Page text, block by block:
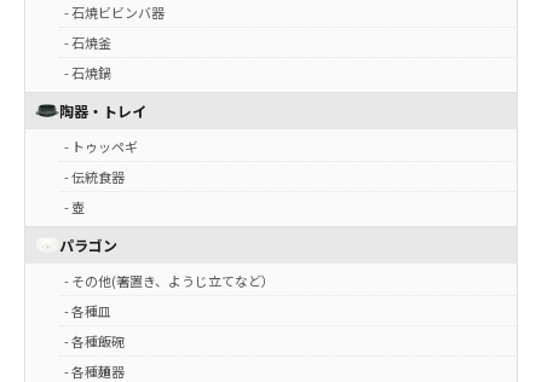
- 石焼ビビンバ器
- 石焼釜
- 石焼鍋
陶器・トレイ
- トゥッペギ
- 伝統食器
- 壺
パラゴン
- その他(箸置き、ようじ立てなど）
- 各種皿
- 各種飯碗
- 各種麺器